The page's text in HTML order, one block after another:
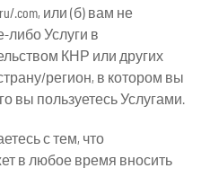
.com, или (б) вам не
либо Услуги в
КНР или других
регион, в котором вы
вы пользуетесь Услугами.
с тем, что
в любое время вносить